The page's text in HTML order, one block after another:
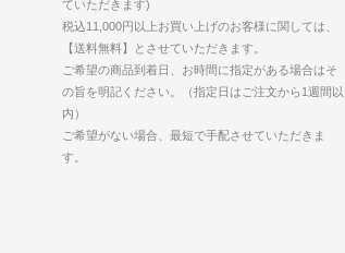
ていただきます)
税込11,000円以上お買い上げのお客様に関しては、
【送料無料】とさせていただきます。
ご希望の商品到着日、お時間に指定がある場合はそ
の旨を明記ください。（指定日はご注文から1週間以
内）
ご希望がない場合、最短で手配させていただきま
す。